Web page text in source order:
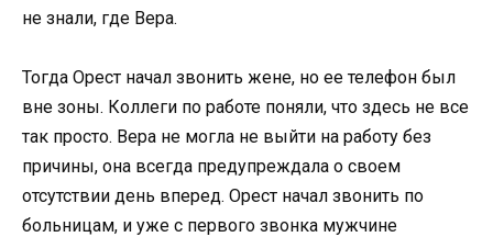
не знали, где Вера.
Тогда Орест начал звонить жене, но ее телефон был
вне зоны. Коллеги по работе поняли, что здесь не все
так просто. Вера не могла не выйти на работу без
причины, она всегда предупреждала о своем
отсутствии день вперед. Орест начал звонить по
больницам, и уже с первого звонка мужчине